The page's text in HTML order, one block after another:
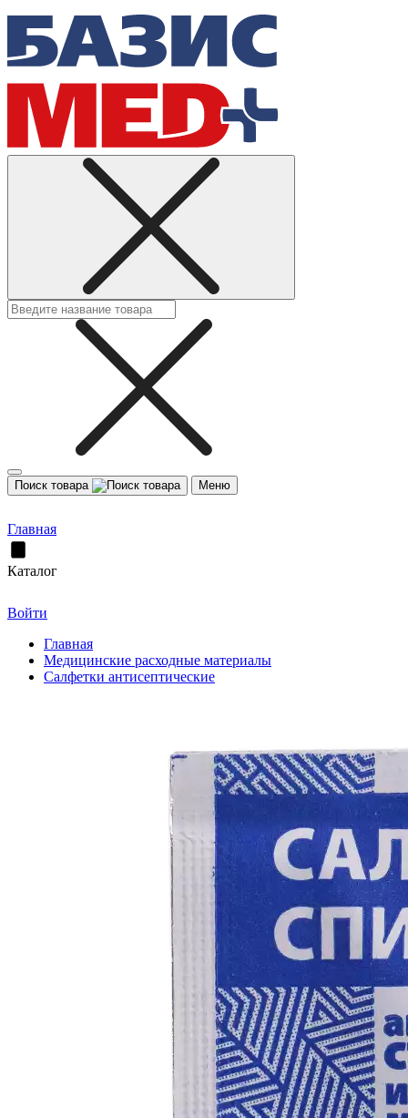
Поиск товара Меню
Главная
Каталог
Войти
Главная
Медицинские расходные материалы
Салфетки антисептические